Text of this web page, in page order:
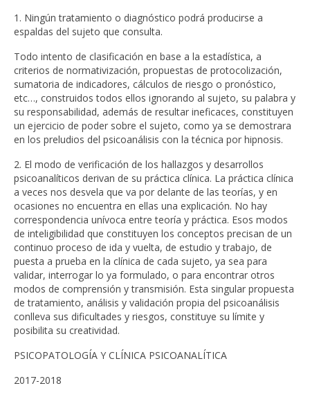
1. Ningún tratamiento o diagnóstico podrá producirse a
espaldas del sujeto que consulta.
Todo intento de clasificación en base a la estadística, a
criterios de normativización, propuestas de protocolización,
sumatoria de indicadores, cálculos de riesgo o pronóstico,
etc…, construidos todos ellos ignorando al sujeto, su palabra y
su responsabilidad, además de resultar ineficaces, constituyen
un ejercicio de poder sobre el sujeto, como ya se demostrara
en los preludios del psicoanálisis con la técnica por hipnosis.
2. El modo de verificación de los hallazgos y desarrollos
psicoanalíticos derivan de su práctica clínica. La práctica clínica
a veces nos desvela que va por delante de las teorías, y en
ocasiones no encuentra en ellas una explicación. No hay
correspondencia unívoca entre teoría y práctica. Esos modos
de inteligibilidad que constituyen los conceptos precisan de un
continuo proceso de ida y vuelta, de estudio y trabajo, de
puesta a prueba en la clínica de cada sujeto, ya sea para
validar, interrogar lo ya formulado, o para encontrar otros
modos de comprensión y transmisión. Esta singular propuesta
de tratamiento, análisis y validación propia del psicoanálisis
conlleva sus dificultades y riesgos, constituye su límite y
posibilita su creatividad.
PSICOPATOLOGÍA Y CLÍNICA PSICOANALÍTICA
2017-2018